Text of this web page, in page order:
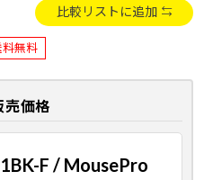
比較リストに追加
料無料
売価格
F / MousePro